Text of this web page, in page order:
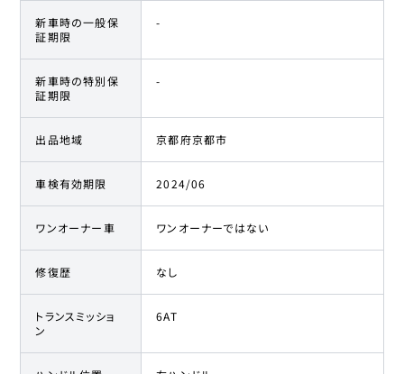
新車時の一般保
証期限
-
新車時の特別保
証期限
-
出品地域 京都府京都市
車検有効期限 2024/06
ワンオーナー車 ワンオーナーではない
修復歴 なし
トランスミッショ
ン
6AT